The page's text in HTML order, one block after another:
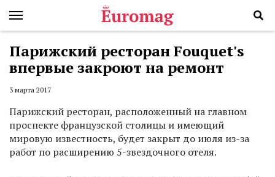
Парижский ресторан Fouquet's
впервые закроют на ремонт
3 марта 2017
Парижский ресторан, расположенный на главном
проспекте французской столицы и имеющий
мировую известность, будет закрыт до июля из-за
работ по расширению 5-звездочного отеля.